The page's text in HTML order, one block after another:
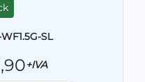
SL
+IVA